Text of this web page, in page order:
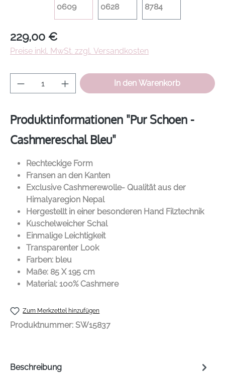
Regulärer Preis:
229,00 €
Preise inkl. MwSt. zzgl. Versandkosten
Produkt Anzahl: Gib den gewünschten
In den Warenkorb
Produktinformationen "Pur Schoen -
Cashmereschal Bleu"
Rechteckige Form
Fransen an den Kanten
Exclusive Cashmerewolle- Qualität aus der
Himalyaregion Nepal
Hergestellt in einer besonderen Hand Filztechnik
Kuschelweicher Schal
Einmalige Leichtigkeit
Transparenter Look
Farben: bleu
Maße: 85 X 195 cm
Material: 100% Cashmere
Zum Merkzettel hinzufügen
Produktnummer: SW15837
Beschreibung